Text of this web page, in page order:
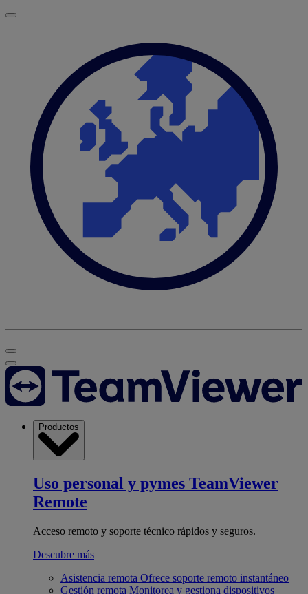
Productos
Uso personal y pymes TeamViewer
Remote
Acceso remoto y soporte técnico rápidos y seguros.
Descubre más
Asistencia remota Ofrece soporte remoto instantáneo
Gestión remota Monitorea y gestiona dispositivos